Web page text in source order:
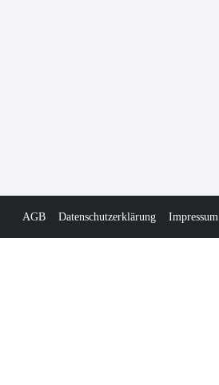
AGB Datenschutzerklärung Impressum